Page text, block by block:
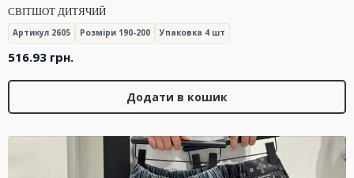
СВІТШОТ ДИТЯЧИЙ
Артикул 2605 Розміри 190-200 Упаковка 4 шт
516.93 грн.
Додати в кошик